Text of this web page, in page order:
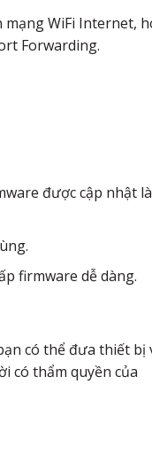
WiFi Internet,
Forwarding.
được cập nhật
firmware dễ dàng.
có thể đưa thiết bị
có thẩm quyền của